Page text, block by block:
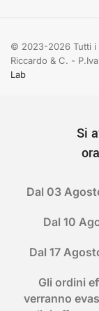
© 2023-2026 Tutti i
Riccardo & C. -
Lab
Si
Dal 03
Dal 10
Dal 17
Gli ordini
verranno